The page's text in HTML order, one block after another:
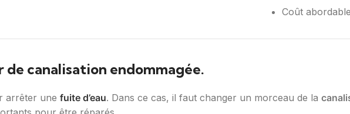
Coût abordable
de canalisation endommagée.
arrêter une fuite d’eau. Dans ce cas, il faut changer un morceau de la